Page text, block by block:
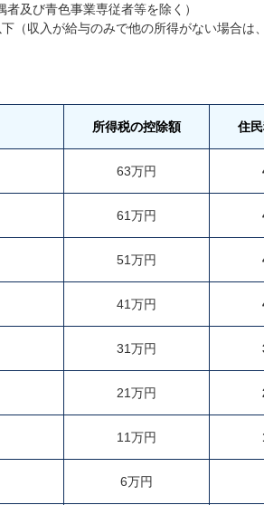
及び青色事業専従者等を除く）
（収入が給与のみで他の所得がない場合は
所得税の控除額 住
63万円
61万円
51万円
41万円
31万円
21万円
11万円
6万円